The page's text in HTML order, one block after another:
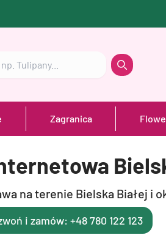
Szukaj Szukaj
Zagranica
na terenie Bielska Białej i
i zamów: +48 780 122 123